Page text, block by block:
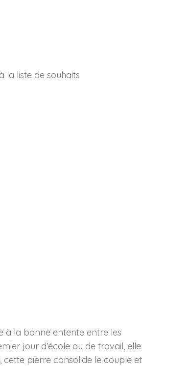
la liste de souhaits
à la bonne entente entre les
jour d’école ou de travail, elle
cette pierre consolide le couple et